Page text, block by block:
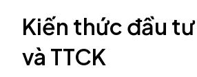
Kiến thức đầu
và TTCK